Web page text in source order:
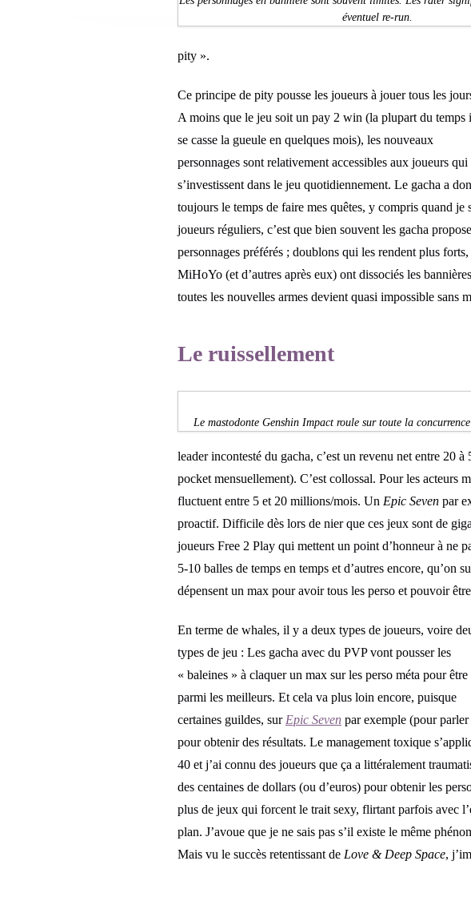
éventuel re-run.
pity ».
Ce principe de pity pousse les joueurs à jouer tous les
A moins que le jeu soit un pay 2 win (la plupart du temps
se casse la gueule en quelques mois), les nouveaux
personnages sont relativement accessibles aux joueurs qui
s’investissent dans le jeu quotidiennement. Le gacha a
toujours le temps de faire mes quêtes, y compris quand
joueurs réguliers, c’est que bien souvent les gacha
personnages préférés ; doublons qui les rendent plus
MiHoYo (et d’autres après eux) ont dissociés les
toutes les nouvelles armes devient quasi impossible sans
Le ruissellement
Le mastodonte Genshin Impact roule sur toute la
leader incontesté du gacha, c’est un revenu net entre
pocket mensuellement). C’est collossal. Pour les acteurs
fluctuent entre 5 et 20 millions/mois. Un Epic Seven par
proactif. Difficile dès lors de nier que ces jeux sont de
joueurs Free 2 Play qui mettent un point d’honneur à ne
5-10 balles de temps en temps et d’autres encore, qu’on
dépensent un max pour avoir tous les perso et pouvoir
En terme de whales, il y a deux types de joueurs, voire
types de jeu : Les gacha avec du PVP vont pousser les
« baleines » à claquer un max sur les perso méta pour être
parmi les meilleurs. Et cela va plus loin encore, puisque
certaines guildes, sur Epic Seven par exemple (pour
pour obtenir des résultats. Le management toxique
40 et j’ai connu des joueurs que ça a littéralement
des centaines de dollars (ou d’euros) pour obtenir les
plus de jeux qui forcent le trait sexy, flirtant parfois avec
plan. J’avoue que je ne sais pas s’il existe le même
Mais vu le succès retentissant de Love & Deep Space,